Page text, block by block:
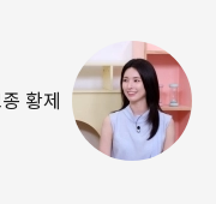
황제